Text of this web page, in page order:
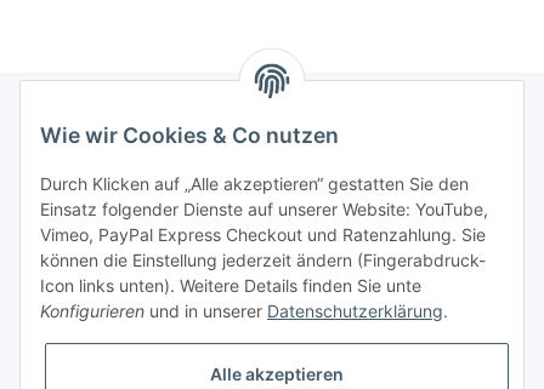
Gesetzliche Informationen
Vertrag widerrufen
Wie wir Cookies & Co nutzen
Durch Klicken auf „Alle akzeptieren“ gestatten Sie den
Einsatz folgender Dienste auf unserer Website: YouTube,
Vimeo, PayPal Express Checkout und Ratenzahlung. Sie
können die Einstellung jederzeit ändern (Fingerabdruck-
Icon links unten). Weitere Details finden Sie unte
Konfigurieren und in unserer Datenschutzerklärung.
Alle akzeptieren